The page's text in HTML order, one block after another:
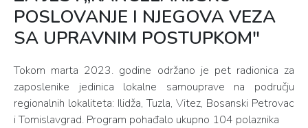
POSLOVANJE I NJEGOVA VEZA
SA UPRAVNIM POSTUPKOM"
Tokom marta 2023. godine održano je pet radionica za
zaposlenike jedinica lokalne samouprave na području
regionalnih lokaliteta: Ilidža, Tuzla, Vitez, Bosanski Petrovac
i Tomislavgrad. Program pohađalo ukupno 104 polaznika